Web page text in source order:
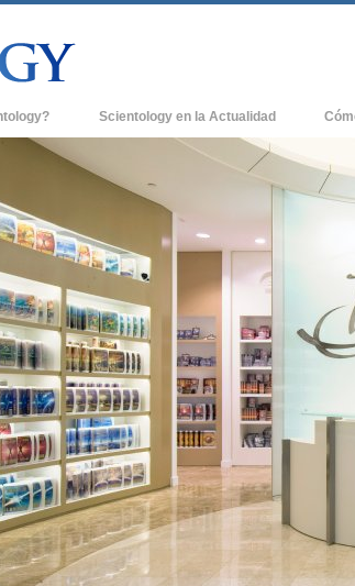
de Scientology
acerca de
de Scientology
a Dianética
es Grandeza?
Scientology en la Actualidad
Nuevas Iglesias de Scientology
Organizaciones Avanzadas
Base en Tierra de Flag
Freewinds
Llevando Scientology al Mundo
David Miscavige - Líder Eclesiástico de
Scientology